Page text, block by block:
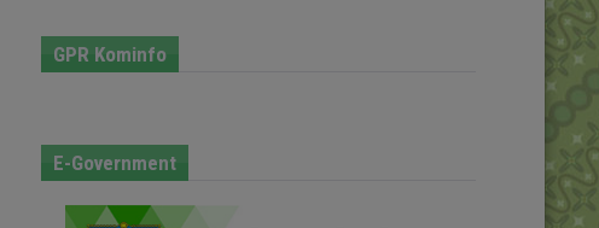
GPR Kominfo
E-Government